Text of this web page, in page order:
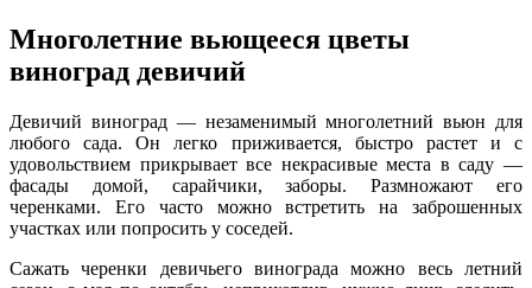
Многолетние вьющееся цветы
виноград девичий
Девичий виноград — незаменимый многолетний вьюн для
любого сада. Он легко приживается, быстро растет и с
удовольствием прикрывает все некрасивые места в саду —
фасады домой, сарайчики, заборы. Размножают его
черенками. Его часто можно встретить на заброшенных
участках или попросить у соседей.
Сажать черенки девичьего винограда можно весь летний